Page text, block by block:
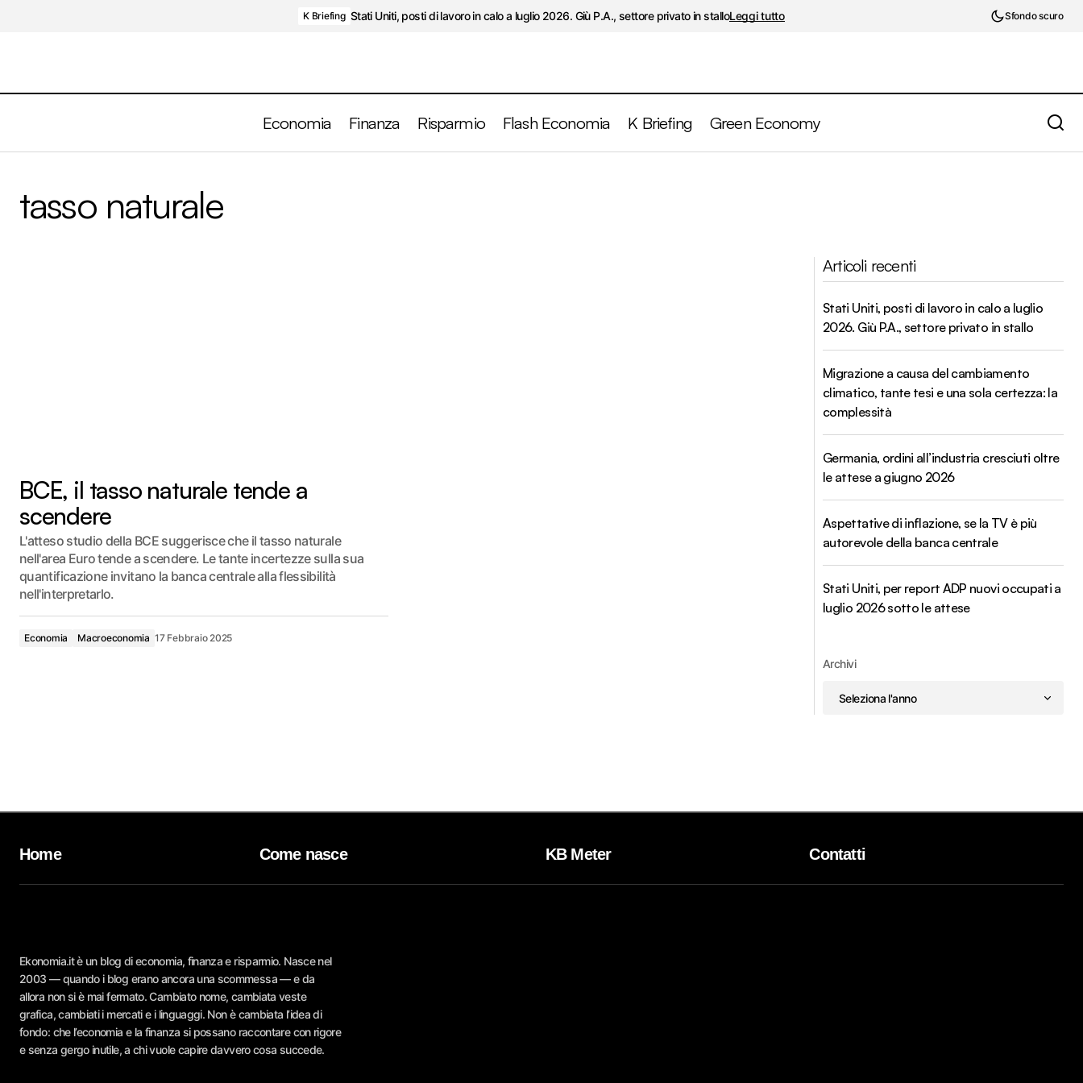
K Briefing Stati Uniti, posti di lavoro in calo a luglio 2026. Giù P.A., settore privato in stalloLeggi tutto Sfondo scuro
Economia Finanza Risparmio Flash Economia K Briefing Green Economy
tasso naturale
BCE, il tasso naturale tende a
scendere
L'atteso studio della BCE suggerisce che il tasso naturale
nell'area Euro tende a scendere. Le tante incertezze sulla sua
quantificazione invitano la banca centrale alla flessibilità
nell'interpretarlo.
Economia Macroeconomia 17 Febbraio 2025
Articoli recenti
Stati Uniti, posti di lavoro in calo a luglio
2026. Giù P.A., settore privato in stallo
Migrazione a causa del cambiamento
climatico, tante tesi e una sola certezza: la
complessità
Germania, ordini all’industria cresciuti oltre
le attese a giugno 2026
Aspettative di inflazione, se la TV è più
autorevole della banca centrale
Stati Uniti, per report ADP nuovi occupati a
luglio 2026 sotto le attese
Archivi
Ekonomia.it è un blog di economia, finanza e risparmio. Nasce nel
2003 — quando i blog erano ancora una scommessa — e da
allora non si è mai fermato. Cambiato nome, cambiata veste
grafica, cambiati i mercati e i linguaggi. Non è cambiata l’idea di
fondo: che l’economia e la finanza si possano raccontare con rigore
e senza gergo inutile, a chi vuole capire davvero cosa succede.
Home Come nasce KB Meter Contatti